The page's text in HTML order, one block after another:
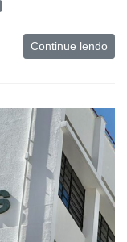
Continue lendo